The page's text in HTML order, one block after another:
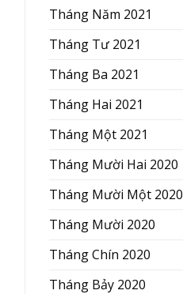
Tháng Năm 2021
Tháng Tư 2021
Tháng Ba 2021
Tháng Hai 2021
Tháng Một 2021
Tháng Mười Hai 2020
Tháng Mười Một 2020
Tháng Mười 2020
Tháng Chín 2020
Tháng Bảy 2020